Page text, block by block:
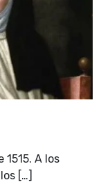
1515. A los
[…]